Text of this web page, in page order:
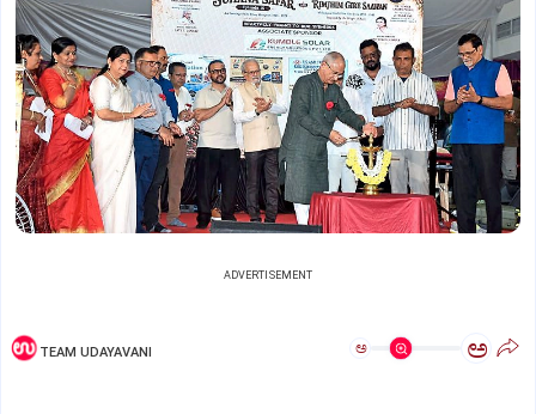
ADVERTISEMENT
TEAM UDAYAVANI ಅ ಅ